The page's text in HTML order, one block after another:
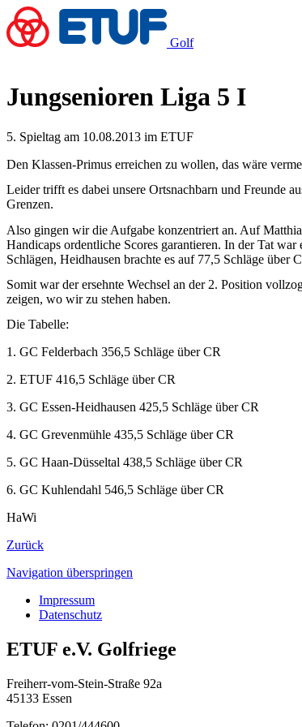
Golf
Jungsenioren Liga 5 I
5. Spieltag am 10.08.2013 im ETUF
Den Klassen-Primus erreichen zu wollen, das wäre
Leider trifft es dabei unsere Ortsnachbarn und Freunde
Grenzen.
Also gingen wir die Aufgabe konzentriert an. Auf
Handicaps ordentliche Scores garantieren. In der Tat
Schlägen, Heidhausen brachte es auf 77,5 Schläge über
Somit war der ersehnte Wechsel an der 2. Position
zeigen, wo wir zu stehen haben.
Die Tabelle:
1. GC Felderbach 356,5 Schläge über CR
2. ETUF 416,5 Schläge über CR
3. GC Essen-Heidhausen 425,5 Schläge über CR
4. GC Grevenmühle 435,5 Schläge über CR
5. GC Haan-Düsseltal 438,5 Schläge über CR
6. GC Kuhlendahl 546,5 Schläge über CR
HaWi
Zurück
Navigation überspringen
Impressum
Datenschutz
ETUF e.V. Golfriege
Freiherr-vom-Stein-Straße 92a
45133 Essen